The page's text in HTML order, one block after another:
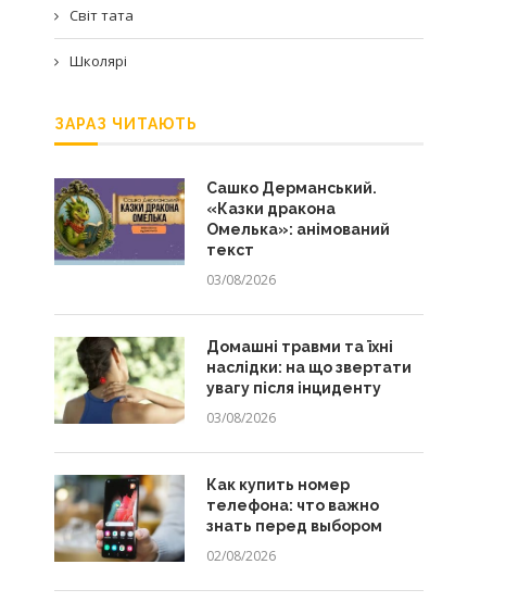
Світ тата
Школярі
ЗАРАЗ ЧИТАЮТЬ
Сашко Дерманський.
«Казки дракона
Омелька»: анімований
текст
03/08/2026
Домашні травми та їхні
наслідки: на що звертати
увагу після інциденту
03/08/2026
Как купить номер
телефона: что важно
знать перед выбором
02/08/2026